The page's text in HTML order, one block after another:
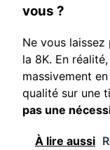
vous ?
Ne vous
la 8K. En
massivement
qualité sur une
pas une
À lire aussi